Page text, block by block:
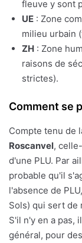
fleuve y sont
UE : Zone
milieu urbain
ZH : Zone
raisons de
strictes).
Comment se
Compte tenu de
Roscanvel,
d'une PLU. Par
probable qu'il
l'absence de
Sols) qui sert de
S'il n'y en a pas,
général, pour